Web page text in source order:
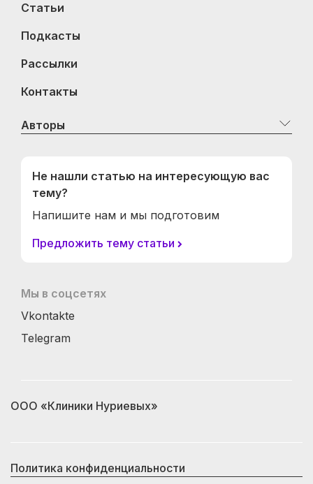
Статьи
Подкасты
Рассылки
Контакты
Авторы
Не нашли статью на интересующую вас
тему?
Напишите нам и мы подготовим
Предложить тему статьи
Мы в соцсетях
Vkontakte
Telegram
ООО «Клиники Нуриевых»
Политика конфиденциальности